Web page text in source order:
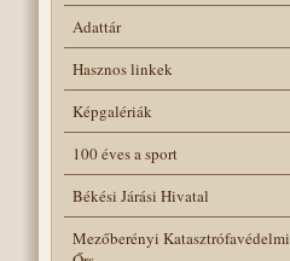
Adattár
Hasznos linkek
Képgalériák
100 éves a sport
Békési Járási Hivatal
Mezőberényi Katasztrófavédelmi